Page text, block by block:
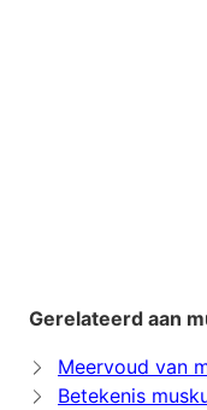
Gerelateerd aan
Meervoud van
Betekenis